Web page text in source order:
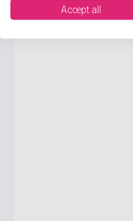
Accept all